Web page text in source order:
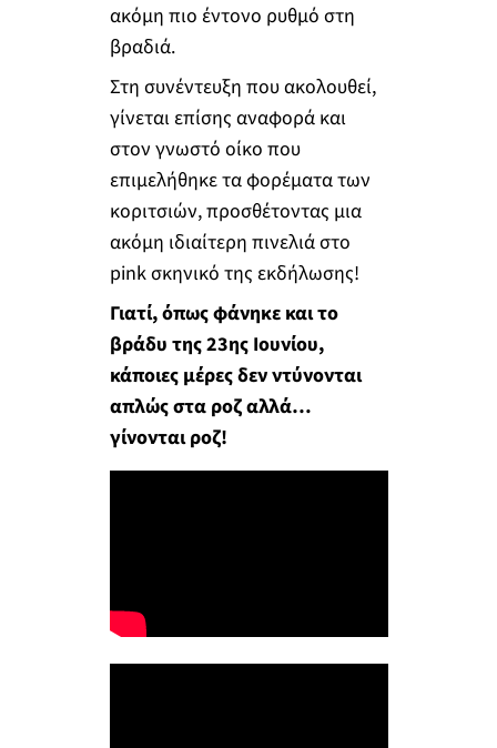
ακόμη πιο έντονο ρυθμό στη
βραδιά.
Στη συνέντευξη που ακολουθεί,
γίνεται επίσης αναφορά και
στον γνωστό οίκο που
επιμελήθηκε τα φορέματα των
κοριτσιών, προσθέτοντας μια
ακόμη ιδιαίτερη πινελιά στο
pink σκηνικό της εκδήλωσης!
Γιατί, όπως φάνηκε και το
βράδυ της 23ης Ιουνίου,
κάποιες μέρες δεν ντύνονται
απλώς στα ροζ αλλά…
γίνονται ροζ!